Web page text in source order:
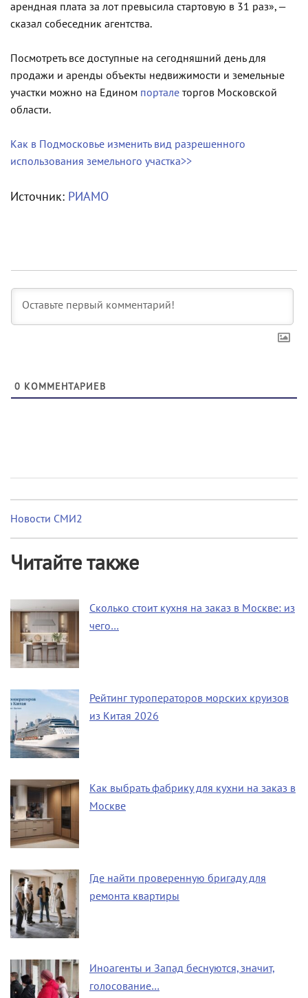
арендная плата за лот превысила стартовую в 31 раз», —
сказал собеседник агентства.
Посмотреть все доступные на сегодняшний день для
продажи и аренды объекты недвижимости и земельные
участки можно на Едином портале торгов Московской
области.
Как в Подмосковье изменить вид разрешенного
использования земельного участка>>
Источник: РИАМО
0 КОММЕНТАРИЕВ
Новости СМИ2
Читайте также
Сколько стоит кухня на заказ в Москве: из
чего…
Рейтинг туроператоров морских круизов
из Китая 2026
Как выбрать фабрику для кухни на заказ в
Москве
Где найти проверенную бригаду для
ремонта квартиры
Иноагенты и Запад беснуются, значит,
голосование…